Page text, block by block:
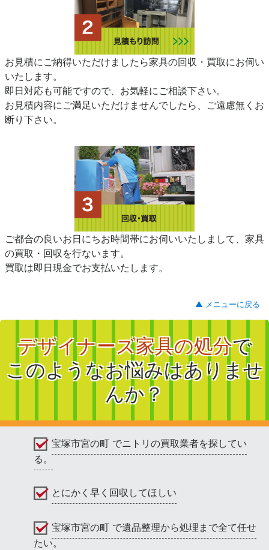
お見積にご納得いただけましたら家具の回収・買取にお伺い
いたします。
即日対応も可能ですので、お気軽にご相談下さい。
お見積内容にご満足いただけませんでしたら、ご遠慮無くお
断り下さい。
ご都合の良いお日にちお時間帯にお伺いいたしまして、家具
の買取・回収を行ないます。
買取は即日現金でお支払いたします。
▲ メニューに戻る
デザイナーズ家具の処分で
このようなお悩みはありませ
んか？
宝塚市宮の町 でニトリの買取業者を探してい
る。
とにかく早く回収してほしい
宝塚市宮の町 で遺品整理から処理まで全て任せ
たい。